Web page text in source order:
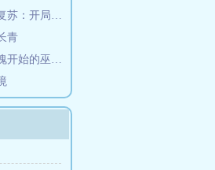
妖魔复苏：开局吃掉裂口女
青
从招魂开始的巫师之旅